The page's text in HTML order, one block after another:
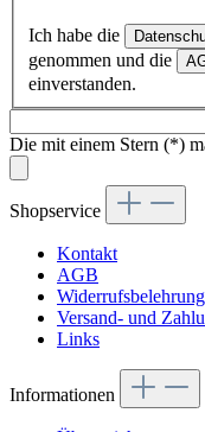
Ich habe die
genommen und die
einverstanden.
Die mit einem Stern (*)
Shopservice
Kontakt
AGB
Widerrufsbelehrung
Versand- und
Links
Informationen